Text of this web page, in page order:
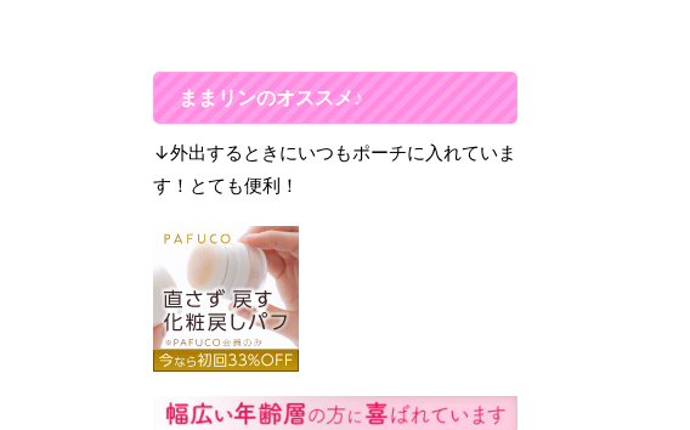
ままリンのオススメ♪
↓外出するときにいつもポーチに入れていま
す！とても便利！